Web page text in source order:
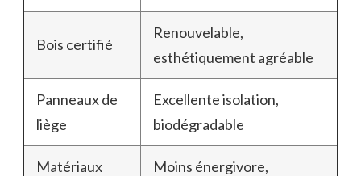
Bois certifié
Renouvelable,
esthétiquement agréable
Panneaux de
liège
Excellente isolation,
biodégradable
Matériaux
Moins énergivore,